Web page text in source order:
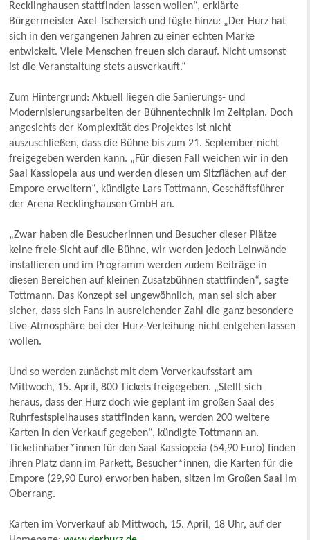
Recklinghausen stattfinden lassen wollen“, erklärte
Bürgermeister Axel Tschersich und fügte hinzu: „Der Hurz hat
sich in den vergangenen Jahren zu einer echten Marke
entwickelt. Viele Menschen freuen sich darauf. Nicht umsonst
ist die Veranstaltung stets ausverkauft.“
Zum Hintergrund: Aktuell liegen die Sanierungs- und
Modernisierungsarbeiten der Bühnentechnik im Zeitplan. Doch
angesichts der Komplexität des Projektes ist nicht
auszuschließen, dass die Bühne bis zum 21. September nicht
freigegeben werden kann. „Für diesen Fall weichen wir in den
Saal Kassiopeia aus und werden diesen um Sitzflächen auf der
Empore erweitern“, kündigte Lars Tottmann, Geschäftsführer
der Arena Recklinghausen GmbH an.
„Zwar haben die Besucherinnen und Besucher dieser Plätze
keine freie Sicht auf die Bühne, wir werden jedoch Leinwände
installieren und im Programm werden zudem Beiträge in
diesen Bereichen auf kleinen Zusatzbühnen stattfinden“, sagte
Tottmann. Das Konzept sei ungewöhnlich, man sei sich aber
sicher, dass sich Fans in ausreichender Zahl die ganz besondere
Live-Atmosphäre bei der Hurz-Verleihung nicht entgehen lassen
wollen.
Und so werden zunächst mit dem Vorverkaufsstart am
Mittwoch, 15. April, 800 Tickets freigegeben. „Stellt sich
heraus, dass der Hurz doch wie geplant im großen Saal des
Ruhrfestspielhauses stattfinden kann, werden 200 weitere
Karten in den Verkauf gegeben“, kündigte Tottmann an.
Ticketinhaber*innen für den Saal Kassiopeia (54,90 Euro) finden
ihren Platz dann im Parkett, Besucher*innen, die Karten für die
Empore (29,90 Euro) erworben haben, sitzen im Großen Saal im
Oberrang.
Karten im Vorverkauf ab Mittwoch, 15. April, 18 Uhr, auf der